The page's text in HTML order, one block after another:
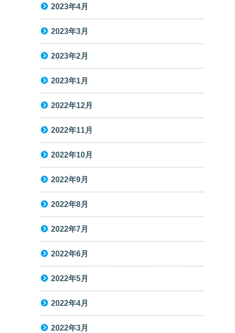
2023年4月
2023年3月
2023年2月
2023年1月
2022年12月
2022年11月
2022年10月
2022年9月
2022年8月
2022年7月
2022年6月
2022年5月
2022年4月
2022年3月